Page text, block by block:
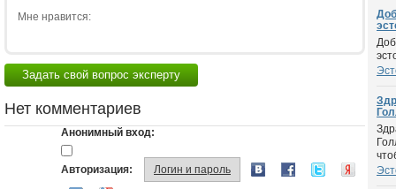
Мне нравится:
Задать свой вопрос эксперту
Нет комментариев
Анонимный вход:
Авторизация: Логин и пароль